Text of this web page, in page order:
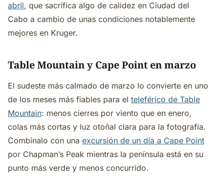
abril, que sacrifica algo de calidez en Ciudad del
Cabo a cambio de unas condiciones notablemente
mejores en Kruger.
Table Mountain y Cape Point en marzo
El sudeste más calmado de marzo lo convierte en uno
de los meses más fiables para el teleférico de Table
Mountain: menos cierres por viento que en enero,
colas más cortas y luz otoñal clara para la fotografía.
Combínalo con una excursión de un día a Cape Point
por Chapman’s Peak mientras la península está en su
punto más verde y menos concurrido.